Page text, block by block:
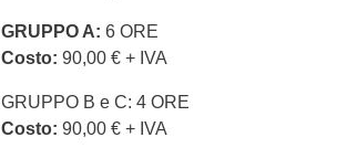
GRUPPO A: 6 ORE
Costo: 90,00 € + IVA
GRUPPO B e C: 4 ORE
Costo: 90,00 € + IVA